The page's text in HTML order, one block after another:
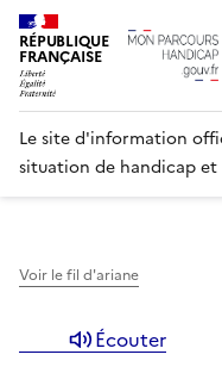
RÉPUBLIQUE
FRANÇAISE
Le site d'information
situation de handicap et
Voir le fil d'ariane
Écouter